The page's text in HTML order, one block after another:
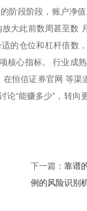
阶段阶段，账户净
大此前数周甚至数
的仓位和杠杆倍数
核心指标。 行业成
恒信证券官网 等渠
“能赚多少”，转向
下一篇： 靠谱
例的风险识别